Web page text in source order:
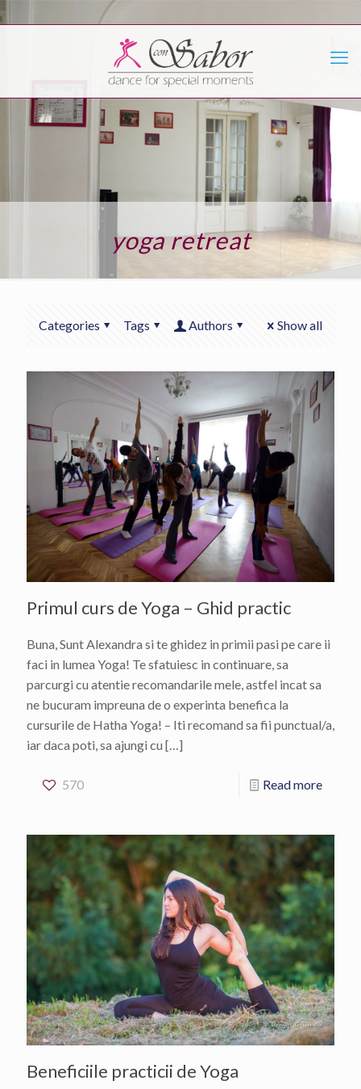
yoga retreat
Categories Tags Authors Show all
Primul curs de Yoga – Ghid practic
Buna, Sunt Alexandra si te ghidez in primii pasi pe care ii
faci in lumea Yoga! Te sfatuiesc in continuare, sa
parcurgi cu atentie recomandarile mele, astfel incat sa
ne bucuram impreuna de o experinta benefica la
cursurile de Hatha Yoga! – Iti recomand sa fii punctual/a,
iar daca poti, sa ajungi cu […]
570 Read more
Beneficiile practicii de Yoga